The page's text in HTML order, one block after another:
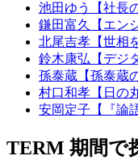
池田ゆう【社長
鎌田富久【エン
北尾吉孝【世相
鈴木康弘【デジ
孫泰蔵【孫泰蔵
村口和孝【日の
安岡定子【『論
TERM 期間で